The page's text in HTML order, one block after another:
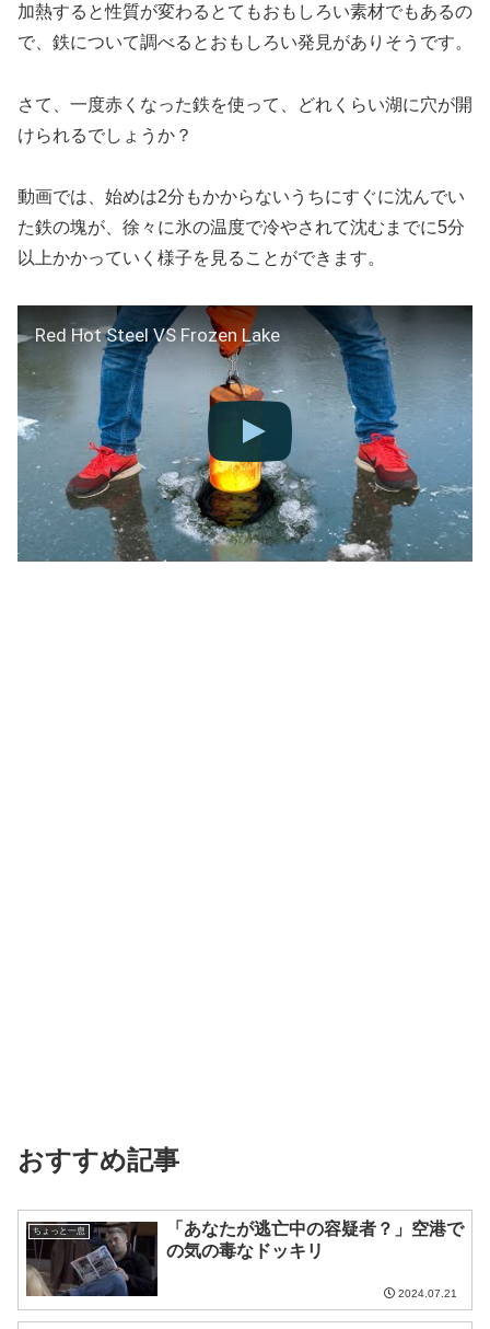
加熱すると性質が変わるとてもおもしろい素材でもあるの
で、鉄について調べるとおもしろい発見がありそうです。
さて、一度赤くなった鉄を使って、どれくらい湖に穴が開
けられるでしょうか？
動画では、始めは2分もかからないうちにすぐに沈んでい
た鉄の塊が、徐々に氷の温度で冷やされて沈むまでに5分
以上かかっていく様子を見ることができます。
Red Hot Steel VS Frozen Lake
おすすめ記事
ちょっと一息
「あなたが逃亡中の容疑者？」空港で
の気の毒なドッキリ
2024.07.21